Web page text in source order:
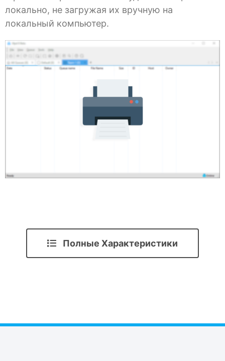
локально, не загружая их вручную на
локальный компьютер.
Полные Характеристики